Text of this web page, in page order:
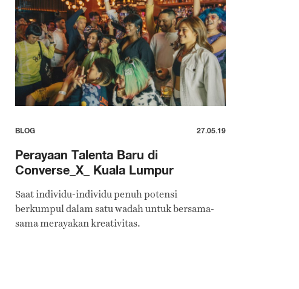
BLOG 27.05.19
Perayaan Talenta Baru di
Converse_X_ Kuala Lumpur
Saat individu-individu penuh potensi
berkumpul dalam satu wadah untuk bersama-
sama merayakan kreativitas.